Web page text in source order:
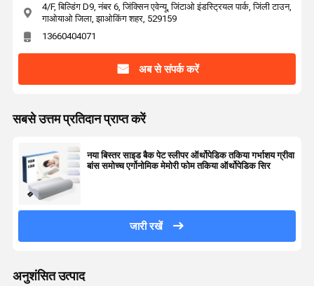
4/F, बिल्डिंग D9, नंबर 6, जिंक्सिन एवेन्यू, जिंटाओ इंडस्ट्रियल पार्क, जिंली टाउन,
गाओयाओ जिला, झाओकिंग शहर, 529159
13660404071
अब से संपर्क करें
सबसे उत्तम प्रतिदान प्राप्त करें
नया बिस्तर साइड बैक पेट स्लीपर ऑर्थोपेडिक तकिया गर्भाशय ग्रीवा
बांस समोच्च एर्गोनोमिक मेमोरी फोम तकिया ऑर्थोपेडिक सिर
जारी रखें
अनुशंसित उत्पाद